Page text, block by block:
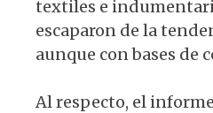
textiles e
escaparon de la
aunque con bases de
Al respecto, el